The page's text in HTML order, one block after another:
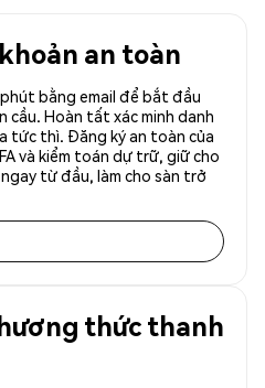
an toàn
bằng email để bắt đầu
cầu. Hoàn tất xác minh danh
tức thì. Đăng ký an toàn của
và kiểm toán dự trữ, giữ cho
từ đầu, làm cho sàn trở
thức thanh